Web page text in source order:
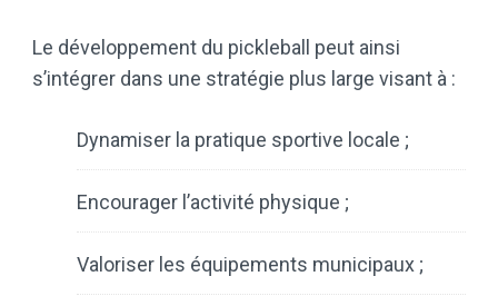
Le développement du pickleball peut ainsi
s’intégrer dans une stratégie plus large visant à :
Dynamiser la pratique sportive locale ;
Encourager l’activité physique ;
Valoriser les équipements municipaux ;